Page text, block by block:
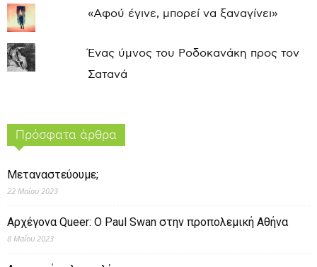
«Αφού έγινε, μπορεί να ξαναγίνει»
Ένας ύμνος του Ροδοκανάκη προς τον
Σατανά
Πρόσφατα άρθρα
Μεταναστεύουμε;
22 Μαΐου 2023
Αρχέγονα Queer: O Paul Swan στην προπολεμική Αθήνα
8 Μαΐου 2023